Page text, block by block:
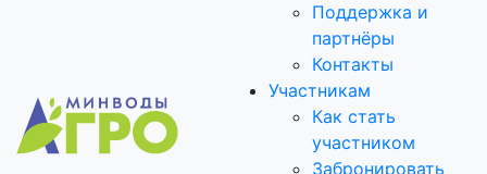
Поддержка и
партнёры
Контакты
Участникам
Как стать
участником
Забронировать